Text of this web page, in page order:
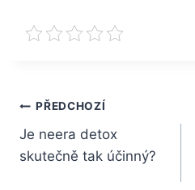
Navigace
pro
PŘEDCHOZÍ
Je neera detox
skutečně tak účinný?